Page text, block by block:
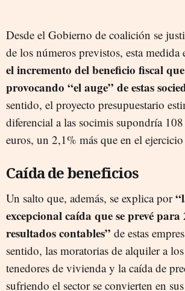
Desde el Gobierno de coalición se
de los números previstos, esta medida
el incremento del beneficio fiscal
provocando “el auge” de estas
sentido, el proyecto presupuestario
diferencial a las socimis supondría
euros, un 2,1% más que en el
Caída de beneficios
Un salto que, además, se explica por
excepcional caída que se prevé para
resultados contables” de estas
sentido, las moratorias de alquiler a
tenedores de vivienda y la caída de
sufriendo el sector se convierten en